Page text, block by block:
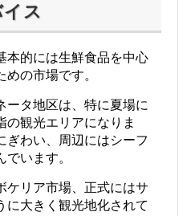
ス
本的には生鮮食品を中心
の市場です。
ータ地区は、特に夏場に
の観光エリアになりま
ぎわい、周辺にはシーフ
います。
ケリア市場、正式にはサ
に大きく観光地化されて